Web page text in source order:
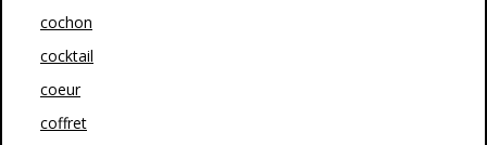
cochon
cocktail
coeur
coffret